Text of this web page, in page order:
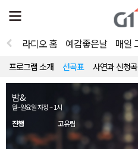
전
체
뉴
열
라디오 홈 예감좋은날 매일
프로그램 소개 선곡표 사연과 신청곡
밤&
월~일요일 자정 ~ 1시
진행 고유림